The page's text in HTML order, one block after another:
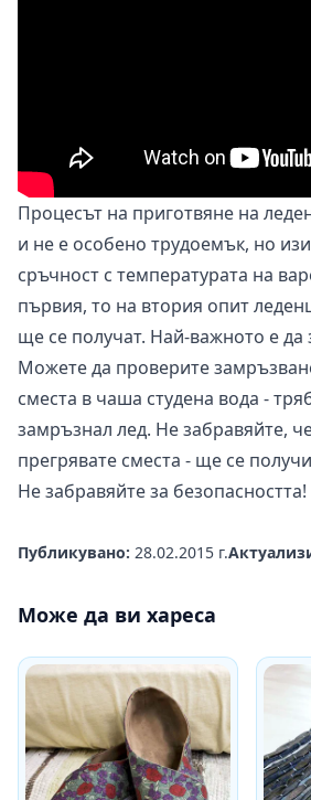
Процесът на приготвяне на
и не е особено трудоемък, но
сръчност с температурата на
първия, то на втория опит
ще се получат. Най-важното е да
Можете да проверите
сместа в чаша студена вода -
замръзнал лед. Не забравяйте,
прегрявате сместа - ще се
Не забравяйте за безопасността!
Публикувано: 28.02.2015 г.
Може да ви хареса